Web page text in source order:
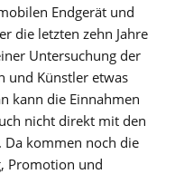
Endgerät und
die letzten zehn Jahre
Untersuchung der
und Künstler etwas
kann die Einnahmen
nicht direkt mit den
Da kommen noch die
Promotion und